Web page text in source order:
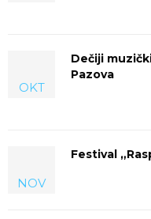
OKT
Dečiji
Pazova
NOV
Festival